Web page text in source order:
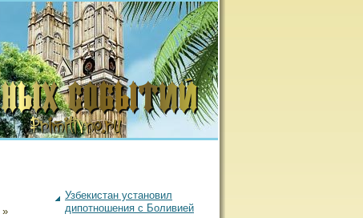
»
Узбекистан установил
дипотношения с Боливией